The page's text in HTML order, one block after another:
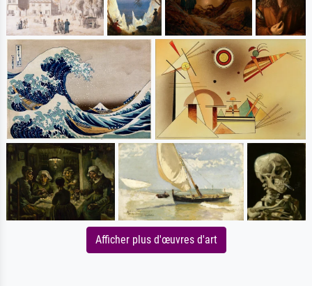
Afficher plus d'œuvres d'art